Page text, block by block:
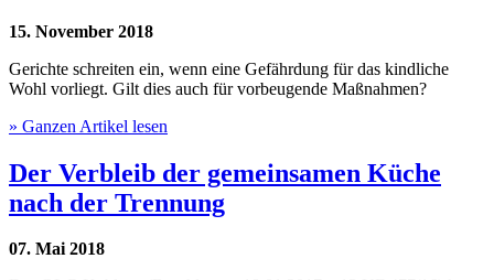
15. November 2018
Gerichte schreiten ein, wenn eine Gefährdung für das kindliche
Wohl vorliegt. Gilt dies auch für vorbeugende Maßnahmen?
» Ganzen Artikel lesen
Der Verbleib der gemeinsamen Küche
nach der Trennung
07. Mai 2018